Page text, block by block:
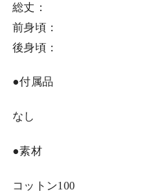
総丈：
前身頃：
後身頃：
●付属品
なし
●素材
コットン100